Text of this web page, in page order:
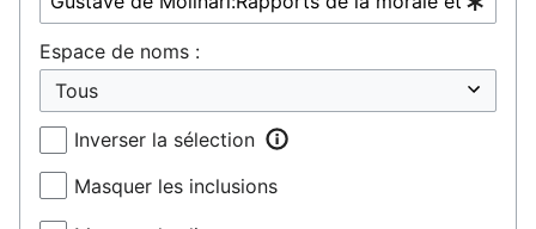
Espace de noms :
Inverser la sélection
Masquer les inclusions